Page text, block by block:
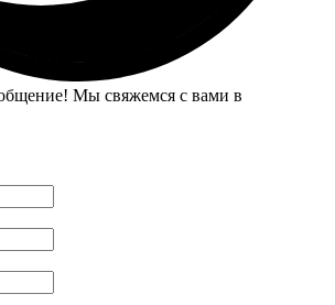
Мы свяжемся с вами в